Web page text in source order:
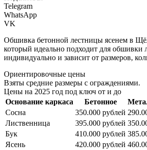
Telegram
WhatsApp
VK
Обшивка бетонной лестницы ясенем в
который идеально подходит для обшивки
индивидуально и зависит от размеров,
Ориентировочные цены
Взяты средние размеры с ограждениями.
Цены на 2025 год под ключ от и до
Основание каркаса
Бетонное
Сосна
350.000 рублей
Лиственница
395.000 рублей
Бук
410.000 рублей
Ясень
420.000 рублей